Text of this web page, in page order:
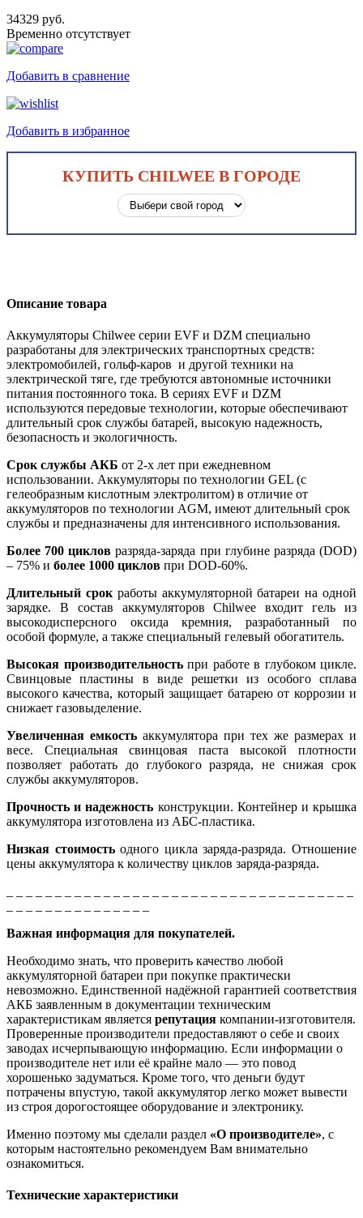
34329 руб.
Временно отсутствует
Добавить в сравнение
Добавить в избранное
КУПИТЬ CHILWEE В ГОРОДЕ
Описание товара
Аккумуляторы Chilwee серии EVF и DZM специально
разработаны для электрических транспортных средств:
электромобилей, гольф-каров и другой техники на
электрической тяге, где требуются автономные источники
питания постоянного тока. В сериях EVF и DZM
используются передовые технологии, которые обеспечивают
длительный срок службы батарей, высокую надежность,
безопасность и экологичность.
Срок службы АКБ от 2-х лет при ежедневном
использовании. Аккумуляторы по технологии GEL (с
гелеобразным кислотным электролитом) в отличие от
аккумуляторов по технологии AGM, имеют длительный срок
службы и предназначены для интенсивного использования.
Более 700 циклов разряда-заряда при глубине разряда (DOD)
– 75% и более 1000 циклов при DOD-60%.
Длительный срокработы аккумуляторной батареи на одной
зарядке. В состав аккумуляторов Chilwee входит гель из
высокодисперсного оксида кремния, разработанный по
особой формуле, а также специальный гелевый обогатитель.
Высокая производительностьпри работе в глубоком цикле.
Свинцовые пластины в виде решетки из особого сплава
высокого качества, который защищает батарею от коррозии и
снижает газовыделение.
Увеличенная емкость аккумулятора при тех же размерах и
весе. Специальная свинцовая паста высокой плотности
позволяет работать до глубокого разряда, не снижая срок
службы аккумуляторов.
Прочность и надежность конструкции. Контейнер и крышка
аккумулятора изготовлена из АБС-пластика.
Низкая стоимостьодного цикла заряда-разряда. Отношение
цены аккумулятора к количеству циклов заряда-разряда.
Важная информация для покупателей.
Необходимо знать, что проверить качество любой
аккумуляторной батареи при покупке практически
невозможно. Единственной надёжной гарантией соответствия
АКБ заявленным в документации техническим
характеристикам является репутация компании-изготовителя.
Проверенные производители предоставляют о себе и своих
заводах исчерпывающую информацию. Если информации о
производителе нет или её крайне мало — это повод
хорошенько задуматься. Кроме того, что деньги будут
потрачены впустую, такой аккумулятор легко может вывести
из строя дорогостоящее оборудование и электронику.
Именно поэтому мы сделали раздел «О производителе», с
которым настоятельно рекомендуем Вам внимательно
ознакомиться.
Технические характеристики